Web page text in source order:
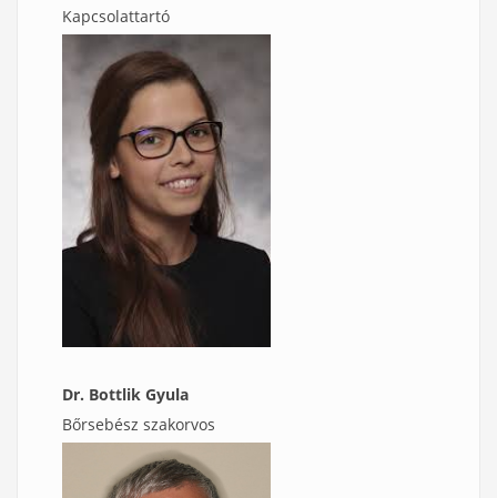
Kapcsolattartó
Dr. Bottlik Gyula
Bőrsebész szakorvos